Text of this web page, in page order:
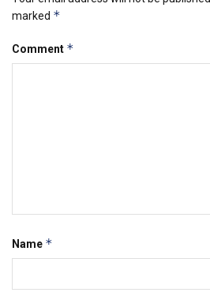
marked *
Comment *
Name *